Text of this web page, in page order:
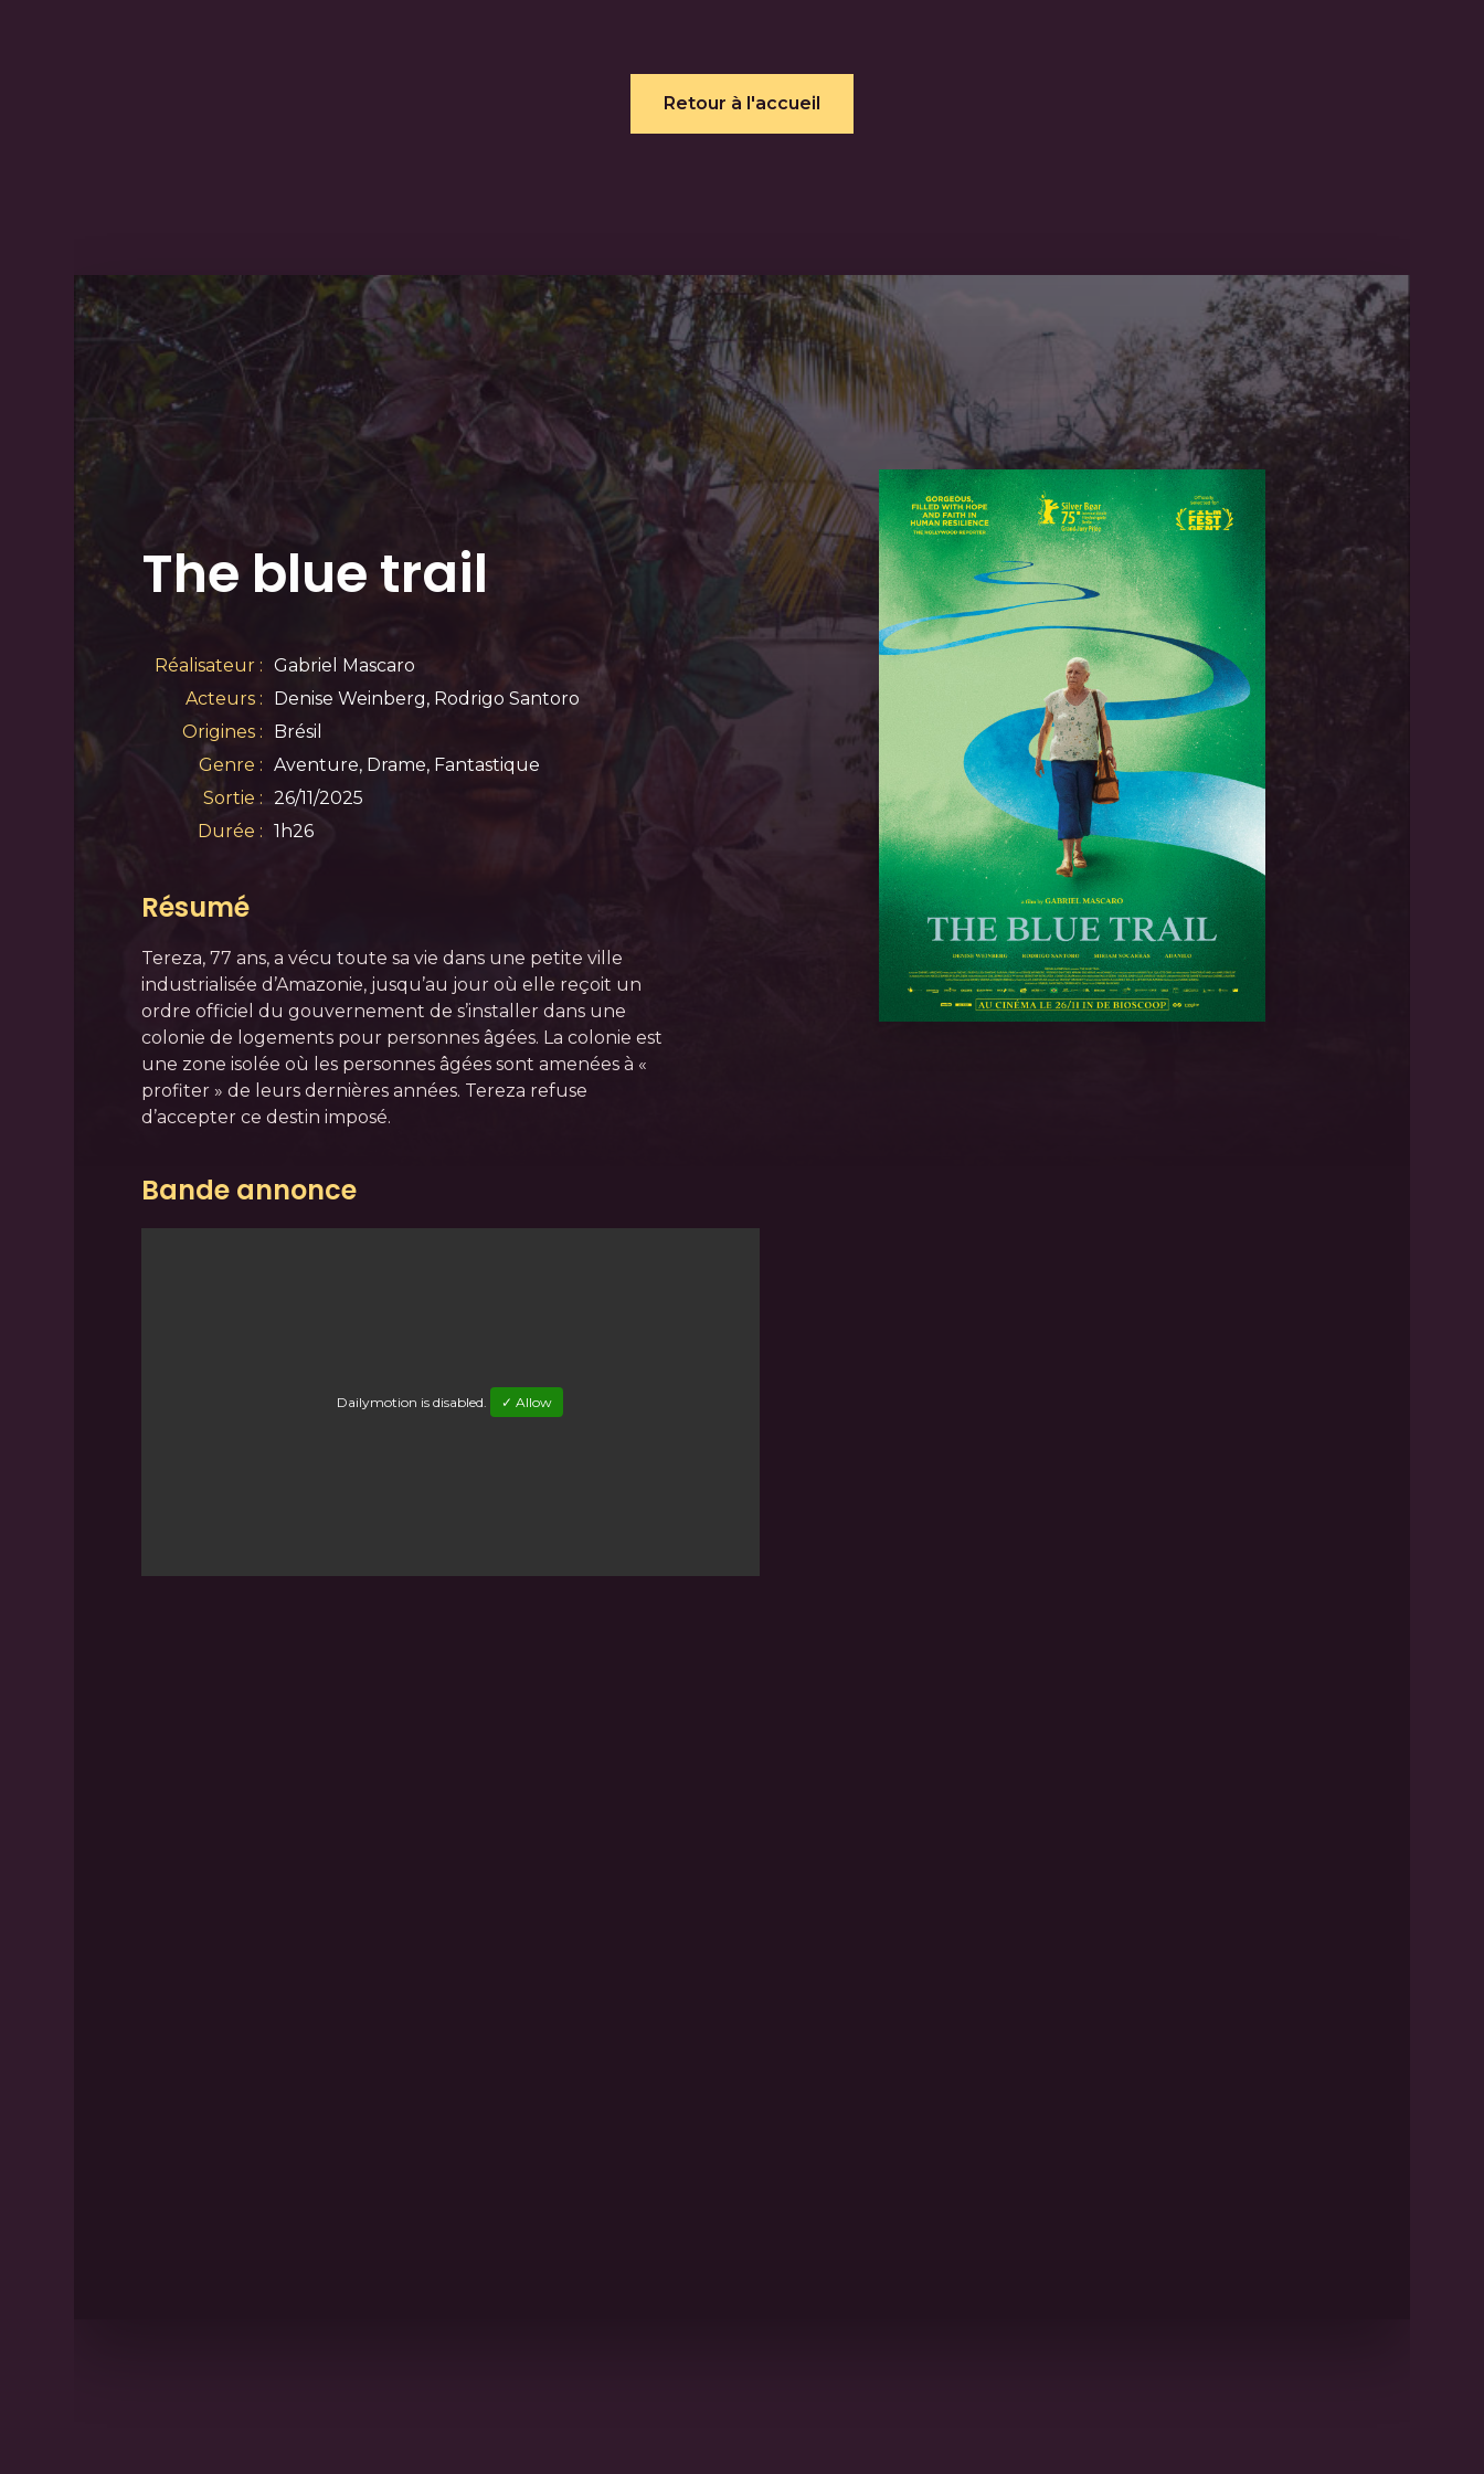
Retour à l'accueil
The blue trail
Réalisateur : Gabriel Mascaro
Acteurs :
Denise Weinberg, Rodrigo Santoro
Origines :
Brésil
Genre : Aventure, Drame, Fantastique
Sortie : 26/11/2025
Durée : 1h26
Résumé
Tereza, 77 ans, a vécu toute sa vie dans une petite ville
industrialisée d’Amazonie, jusqu’au jour où elle reçoit un
ordre officiel du gouvernement de s’installer dans une
colonie de logements pour personnes âgées. La colonie est
une zone isolée où les personnes âgées sont amenées à «
profiter » de leurs dernières années. Tereza refuse
d’accepter ce destin imposé.
Bande annonce
Dailymotion is disabled. ✓ Allow